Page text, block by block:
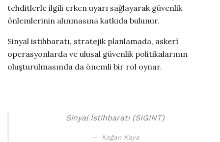
tehditlerle ilgili erken uyarı sağlayarak güvenlik
önlemlerinin alınmasına katkıda bulunur.
Sinyal istihbaratı, stratejik planlamada, askerî
operasyonlarda ve ulusal güvenlik politikalarının
oluşturulmasında da önemli bir rol oynar.
Sinyal İstihbaratı (SIGINT)
Kağan Kaya